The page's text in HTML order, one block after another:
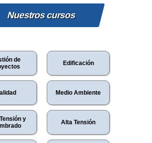
Nuestros cursos
de
Edificación
Medio Ambiente
y
Alta Tensión